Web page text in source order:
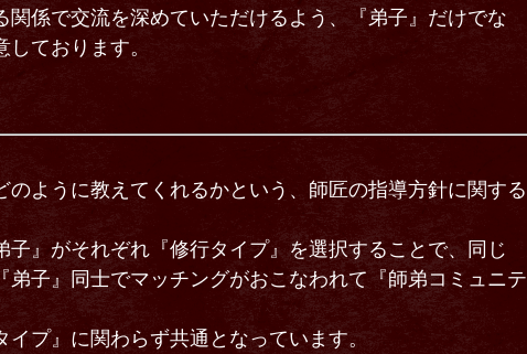
関係で交流を深めていただけるよう、『弟子』だけでな
ております。
のように教えてくれるかという、師匠の指導方針に関する
子』がそれぞれ『修行タイプ』を選択することで、同じ
子』同士でマッチングがおこなわれて『師弟コミュニテ
プ』に関わらず共通となっています。